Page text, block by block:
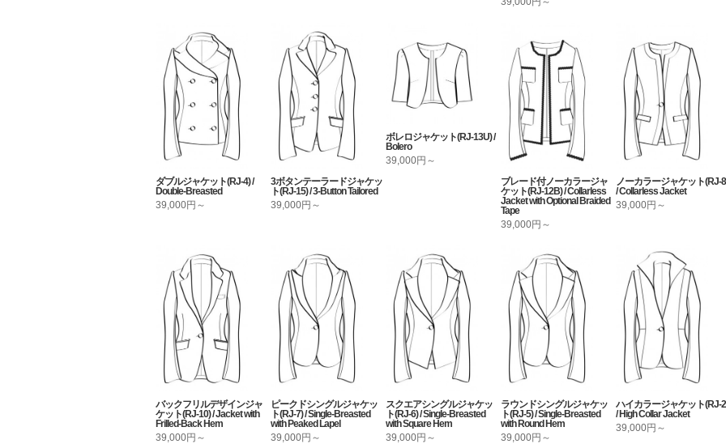
ダブルジャケット(RJ-4) /
Double-Breasted
39,000円～
3ボタンテーラードジャケッ
ト(RJ-15) / 3-Button Tailored
39,000円～
ボレロジャケット(RJ-13U) /
Bolero
39,000円～
ブレード付ノーカラージャ
ケット(RJ-12B) / Collarless
Jacket with Optional Braided
Tape
39,000円～
ノーカラージャケット(RJ-
/ Collarless Jacket
39,000円～
バックフリルデザインジャ
ケット(RJ-10) / Jacket with
Frilled-Back Hem
39,000円～
ピークドシングルジャケッ
ト(RJ-7) / Single-Breasted
with Peaked Lapel
39,000円～
スクエアシングルジャケッ
ト(RJ-6) / Single-Breasted
with Square Hem
39,000円～
ラウンドシングルジャケッ
ト(RJ-5) / Single-Breasted
with Round Hem
39,000円～
ハイカラージャケット(RJ-
/ High Collar Jacket
39,000円～